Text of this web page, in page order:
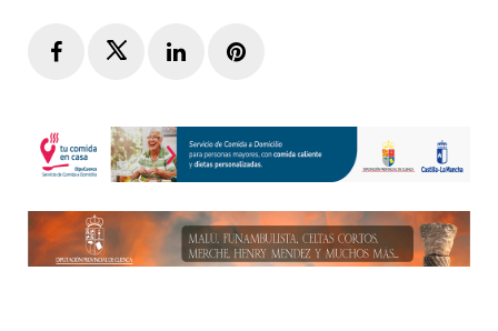
FacebookTwitterLinkedInPinterest